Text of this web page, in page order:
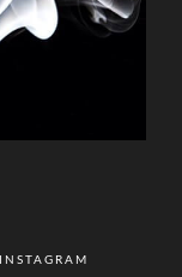
INSTAGRAM